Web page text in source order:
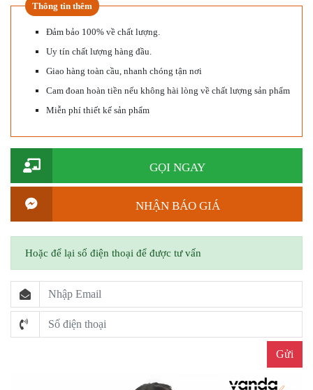
Thông tin thêm
Đảm bảo 100% về chất lượng.
Uy tín chất lượng hàng đầu.
Giao hàng toàn cầu, nhanh chóng tận nơi
Cam đoan hoàn tiền nếu không hài lòng về chất lượng sản phẩm
Miễn phí thiết kế sản phẩm
GỌI NGAY
NHẬN BÁO GIÁ
Hoặc để lại số điện thoại để được tư vấn